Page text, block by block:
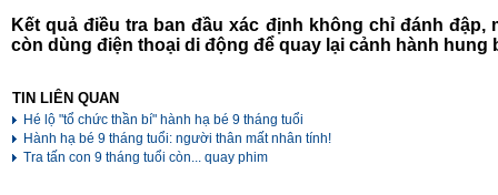
Kết quả điều tra ban đầu xác định không chỉ đánh đập,
còn dùng điện thoại di động để quay lại cảnh hành hung
TIN LIÊN QUAN
Hé lộ "tổ chức thần bí" hành hạ bé 9 tháng tuổi
Hành hạ bé 9 tháng tuổi: người thân mất nhân tính!
Tra tấn con 9 tháng tuổi còn... quay phim